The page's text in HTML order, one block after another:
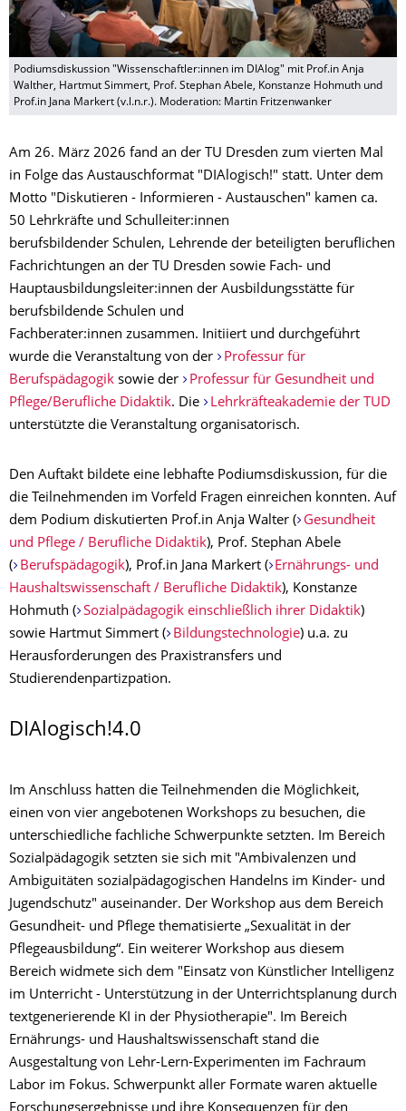
Podiumsdiskussion "Wissenschaftler:innen im DIAlog" mit Prof.in Anja
Walther, Hartmut Simmert, Prof. Stephan Abele, Konstanze Hohmuth und
Prof.in Jana Markert (v.l.n.r.). Moderation: Martin Fritzenwanker
Am 26. März 2026 fand an der TU Dresden zum vierten Mal
in Folge das Austauschformat "DIAlogisch!" statt. Unter dem
Motto "Diskutieren - Informieren - Austauschen" kamen ca.
50 Lehrkräfte und Schulleiter:innen
berufsbildender Schulen, Lehrende der beteiligten beruflichen
Fachrichtungen an der TU Dresden sowie Fach- und
Hauptausbildungsleiter:innen der Ausbildungsstätte für
berufsbildende Schulen und
Fachberater:innen zusammen. Initiiert und durchgeführt
wurde die Veranstaltung von der
Professur für
Berufspädagogik sowie der
Professur für Gesundheit und
Pflege/Berufliche Didaktik. Die
Lehrkräfteakademie der TUD
unterstützte die Veranstaltung organisatorisch.
Den Auftakt bildete eine lebhafte Podiumsdiskussion, für die
die Teilnehmenden im Vorfeld Fragen einreichen konnten. Auf
dem Podium diskutierten Prof.in Anja Walter ( Gesundheit
und Pflege / Berufliche Didaktik), Prof. Stephan Abele
( Berufspädagogik), Prof.in Jana Markert ( Ernährungs- und
Haushaltswissenschaft / Berufliche Didaktik), Konstanze
Hohmuth ( Sozialpädagogik einschließlich ihrer Didaktik)
sowie Hartmut Simmert ( Bildungstechnologie) u.a. zu
Herausforderungen des Praxistransfers und
Studierendenpartizpation.
DIAlogisch!4.0
Im Anschluss hatten die Teilnehmenden die Möglichkeit,
einen von vier angebotenen Workshops zu besuchen, die
unterschiedliche fachliche Schwerpunkte setzten. Im Bereich
Sozialpädagogik setzten sie sich mit "Ambivalenzen und
Ambiguitäten sozialpädagogischen Handelns im Kinder- und
Jugendschutz" auseinander. Der Workshop aus dem Bereich
Gesundheit- und Pflege thematisierte „Sexualität in der
Pflegeausbildung“. Ein weiterer Workshop aus diesem
Bereich widmete sich dem "Einsatz von Künstlicher Intelligenz
im Unterricht - Unterstützung in der Unterrichtsplanung durch
textgenerierende KI in der Physiotherapie". Im Bereich
Ernährungs- und Haushaltswissenschaft stand die
Ausgestaltung von Lehr-Lern-Experimenten im Fachraum
Labor im Fokus. Schwerpunkt aller Formate waren aktuelle